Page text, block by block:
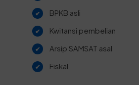
BPKB asli
Kwitansi pembelian
Arsip SAMSAT asal
Fiskal